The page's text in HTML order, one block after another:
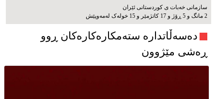
سازمانی خەبات ی كوردستانی ئێران
2 مانگ و 5 ڕۆژ و 17 کاتژمێر و 15 خوله‌ک له‌مه‌وپێش‌
دەسەڵاتدارە ستەمکارەکارەکان ڕوو
ڕەشی مێژوون